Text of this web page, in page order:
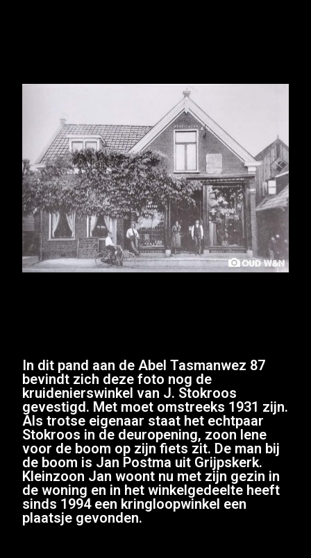
In dit pand aan de Abel Tasmanwez 87
bevindt zich deze foto nog de
kruidenierswinkel van J. Stokroos
gevestigd. Met moet omstreeks 1931 zijn.
Als trotse eigenaar staat het echtpaar
Stokroos in de deuropening, zoon lene
voor de boom op zijn fiets zit. De man bij
de boom is Jan Postma uit Grijpskerk.
Kleinzoon Jan woont nu met zijn gezin in
de woning en in het winkelgedeelte heeft
sinds 1994 een kringloopwinkel een
plaatsje gevonden.